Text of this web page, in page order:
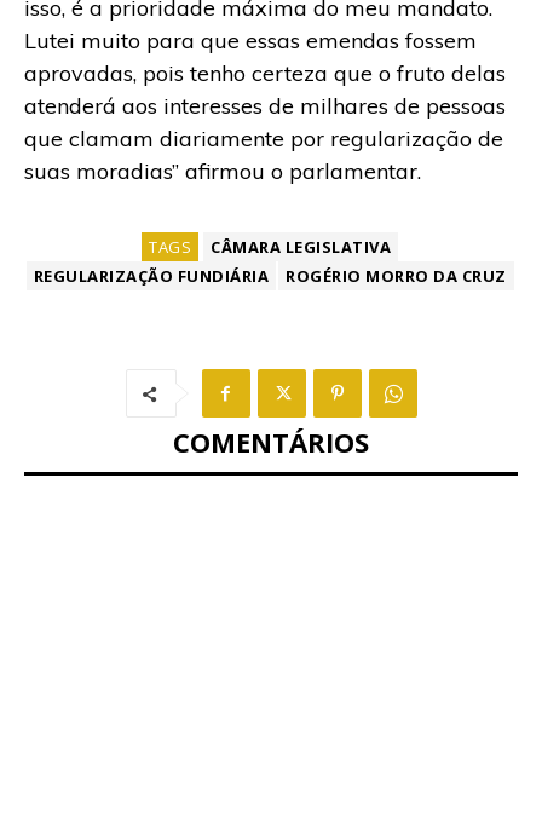
isso, é a prioridade máxima do meu mandato.
Lutei muito para que essas emendas fossem
aprovadas, pois tenho certeza que o fruto delas
atenderá aos interesses de milhares de pessoas
que clamam diariamente por regularização de
suas moradias” afirmou o parlamentar.
TAGS
CÂMARA LEGISLATIVA
REGULARIZAÇÃO FUNDIÁRIA
ROGÉRIO MORRO DA CRUZ
COMENTÁRIOS